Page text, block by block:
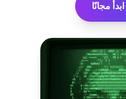
ابدأ مجانًا